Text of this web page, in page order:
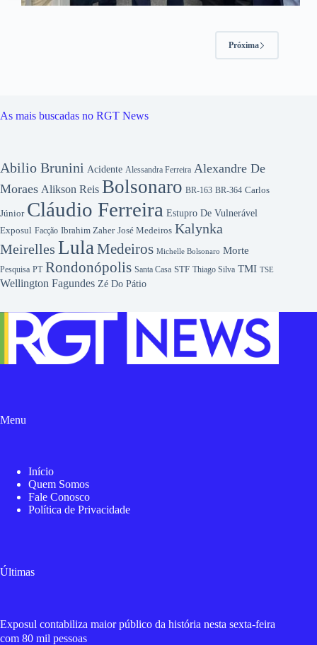
Próxima
As mais buscadas no RGT News
Abilio Brunini Acidente Alessandra Ferreira Alexandre De
Moraes Alikson Reis Bolsonaro BR-163 BR-364 Carlos
Júnior Cláudio Ferreira Estupro De Vulnerável
Exposul Facção Ibrahim Zaher José Medeiros Kalynka
Meirelles LulaMedeiros Michelle Bolsonaro Morte
Pesquisa PT Rondonópolis Santa Casa STF Thiago Silva TMI TSE
Wellington Fagundes Zé Do Pátio
Menu
Início
Quem Somos
Fale Conosco
Política de Privacidade
Últimas
Exposul contabiliza maior público da história nesta sexta-feira
com 80 mil pessoas